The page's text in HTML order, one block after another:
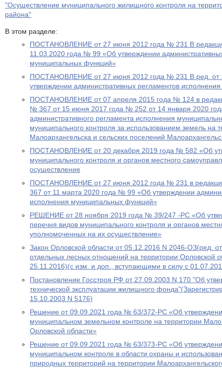
"Осуществление муниципального жилищного контроля на
района"
В этом разделе:
ПОСТАНОВЛЕНИЕ от 27 июня 2012 года № 231 В
11.03.2020 года № 99 «Об утверждении
муниципальных функций»
ПОСТАНОВЛЕНИЕ от 27 июня 2012 года № 231 В ред. от
утверждении административных регламентов
ПОСТАНОВЛЕНИЕ от 07 апреля 2015 года № 124 в
№ 367 от 15 июня 2017 года № 252 от 14 января 2020
административного регламента исполнения
муниципального контроля за использованием земель на
Малоархангельска и сельских поселений
ПОСТАНОВЛЕНИЕ от 20 декабря 2019 года № 582 «Об
муниципального контроля и органов местного
осуществление
ПОСТАНОВЛЕНИЕ от 27 июня 2012 года № 231 в
367 от 11 марта 2020 года № 99 «Об утверждении
исполнения муниципальных функций»
РЕШЕНИЕ от 28 ноября 2019 года № 39/247 -РС «Об
перечня видов муниципального контроля и органов
уполномоченных на их осуществление»
Закон Орловской области от 05.12.2016 N 2046-ОЗ(ред.
отдельных лесных отношений на территории Орловской
25.11.2016)(с изм. и доп., вступающими в силу с
Постановление Госстроя РФ от 27.09.2003 N 170 "Об
технической эксплуатации жилищного
15.10.2003 N 5176)
Решение от 09.09.2021 года № 63/372-РС «Об
муниципальном земельном контроле на территории
Орловской области»
Решение от 09.09.2021 года № 63/373-РС «Об
муниципальном контроле в области охраны и
природных территорий на территории